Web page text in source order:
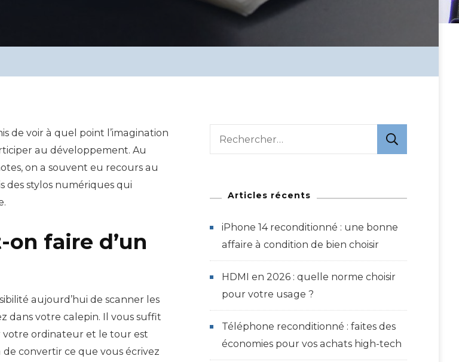
de voir à quel point l’imagination
au développement. Au
on a souvent eu recours au
des stylos numériques qui
faire d’un
aujourd’hui de scanner les
dans votre calepin. Il vous suffit
votre ordinateur et le tour est
convertir ce que vous écrivez
Rechercher :
Articles récents
iPhone 14 reconditionné : une bonne
affaire à condition de bien choisir
HDMI en 2026 : quelle norme choisir
pour votre usage ?
Téléphone reconditionné : faites des
économies pour vos achats high-tech